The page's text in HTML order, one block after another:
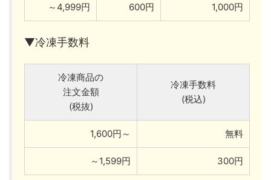
～4,999円 600円 1,000円
▼冷凍手数料
冷凍商品の
注文金額
(税抜)
冷凍手数料
(税込)
1,600円～ 無料
～1,599円 300円